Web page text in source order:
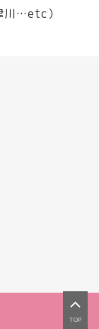
川…etc）
TOP